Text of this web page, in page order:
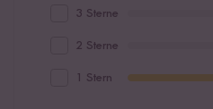
3 Sterne
2 Sterne
1 Stern